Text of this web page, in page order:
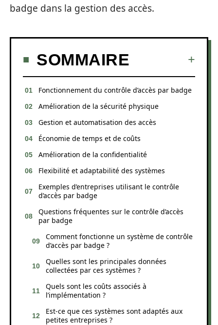
badge dans la gestion des accès.
SOMMAIRE
Fonctionnement du contrôle d’accès par badge
Amélioration de la sécurité physique
Gestion et automatisation des accès
Économie de temps et de coûts
Amélioration de la confidentialité
Flexibilité et adaptabilité des systèmes
Exemples d’entreprises utilisant le contrôle
d’accès par badge
Questions fréquentes sur le contrôle d’accès
par badge
Comment fonctionne un système de contrôle
d’accès par badge ?
Quelles sont les principales données
collectées par ces systèmes ?
Quels sont les coûts associés à
l’implémentation ?
Est-ce que ces systèmes sont adaptés aux
petites entreprises ?